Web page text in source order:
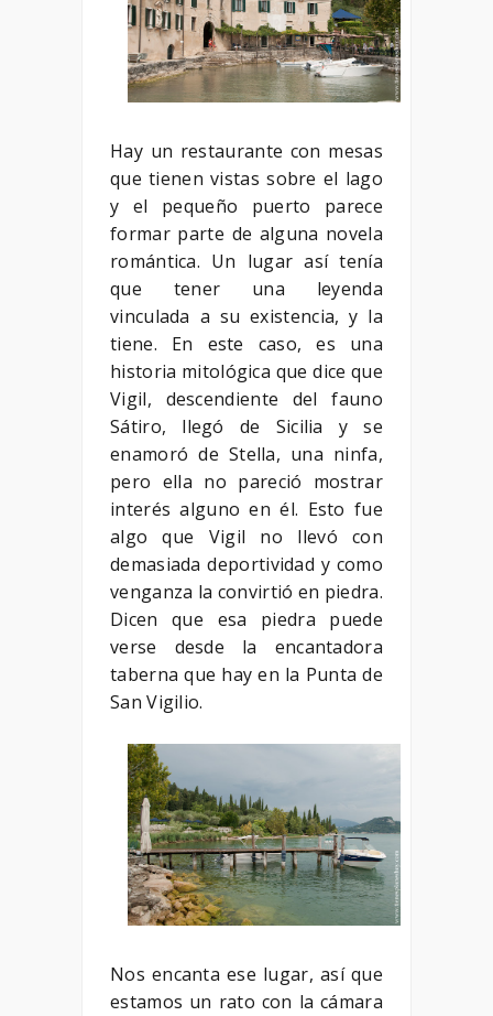
Hay un restaurante con mesas
que tienen vistas sobre el lago
y el pequeño puerto parece
formar parte de alguna novela
romántica. Un lugar así tenía
que tener una leyenda
vinculada a su existencia, y la
tiene. En este caso, es una
historia mitológica que dice que
Vigil, descendiente del fauno
Sátiro, llegó de Sicilia y se
enamoró de Stella, una ninfa,
pero ella no pareció mostrar
interés alguno en él. Esto fue
algo que Vigil no llevó con
demasiada deportividad y como
venganza la convirtió en piedra.
Dicen que esa piedra puede
verse desde la encantadora
taberna que hay en la Punta de
San Vigilio.
Nos encanta ese lugar, así que
estamos un rato con la cámara